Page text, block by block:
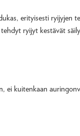
erityisesti
ryijyt kestävät
kuitenkaan